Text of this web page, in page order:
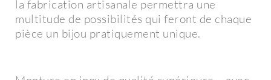
la fabrication artisanale permettra une
multitude de possibilités qui feront de chaque
pièce un bijou pratiquement unique.